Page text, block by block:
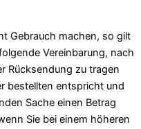
Gebrauch machen, so gilt
Vereinbarung, nach
Rücksendung zu tragen
bestellten entspricht und
Sache einen Betrag
Sie bei einem höheren